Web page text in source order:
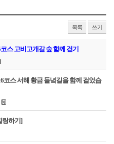
목록 쓰기
스 고비고개갈 숲 함께 걷기
코스 서해 황금 들녘길을 함께 걸었습
링하기]